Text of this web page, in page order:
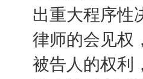
出重大程序性
律师的会见权
被告人的权利